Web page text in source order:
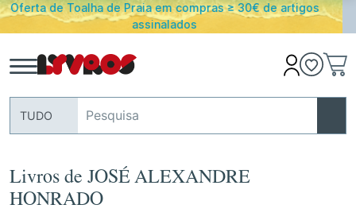
artigos
PORTES GRATUITOS em encomendas acima
Portugal Continental
TUDO
Livros de JOSÉ ALEXANDRE
HONRADO